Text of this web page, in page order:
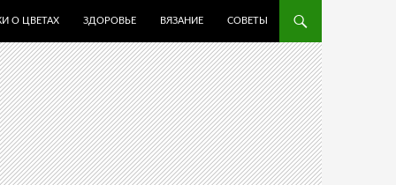
О ЦВЕТАХ ЗДОРОВЬЕ ВЯЗАНИЕ СОВЕТЫ